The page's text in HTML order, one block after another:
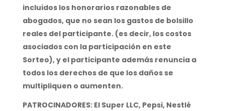
incluidos los honorarios razonables de
abogados, que no sean los gastos de bolsillo
reales del participante. (es decir, los costos
asociados con la participación en este
Sorteo), y el participante además renuncia a
todos los derechos de que los daños se
multipliquen o aumenten.
PATROCINADORES: El Super LLC, Pepsi, Nestlé